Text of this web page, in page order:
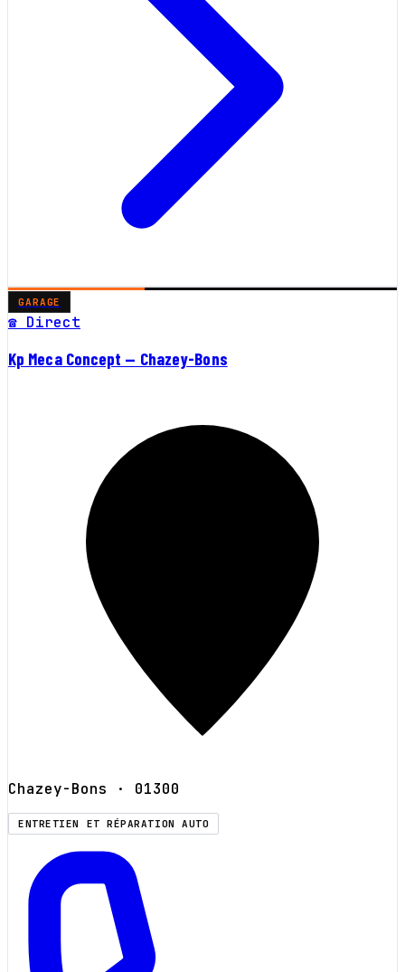
GARAGE
☎ Direct
Kp Meca Concept — Chazey-Bons
Chazey-Bons · 01300
ENTRETIEN ET RÉPARATION AUTO